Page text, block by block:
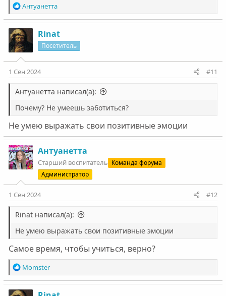
Р
е
а
к
ц
и
и
:
Антуанетта
Rinat
Посетитель
1 Сен 2024 #11
Антуанетта написал(а):
Почему? Не умеешь заботиться?
Не умею выражать свои позитивные эмоции
Антуанетта
Старший воспитатель Команда форума
Администратор
1 Сен 2024 #12
Rinat написал(а):
Не умею выражать свои позитивные эмоции
Самое время, чтобы учиться, верно?
Р
е
а
к
Momster